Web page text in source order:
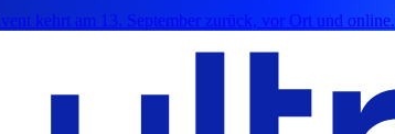
kehrt am 13. September zurück, vor Ort und online.